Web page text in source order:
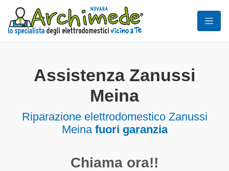
Assistenza Zanussi
Meina
Riparazione elettrodomestico Zanussi
Meina fuori garanzia
Chiama ora!!